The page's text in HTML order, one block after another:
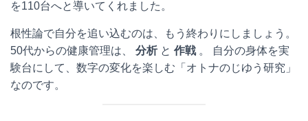
を110台へと導いてくれました。
根性論で自分を追い込むのは、もう終わりにしましょう。
50代からの健康管理は、 分析と 作戦。 自分の身体を実
験台にして、数字の変化を楽しむ「オトナのじゆう研究」
なのです。